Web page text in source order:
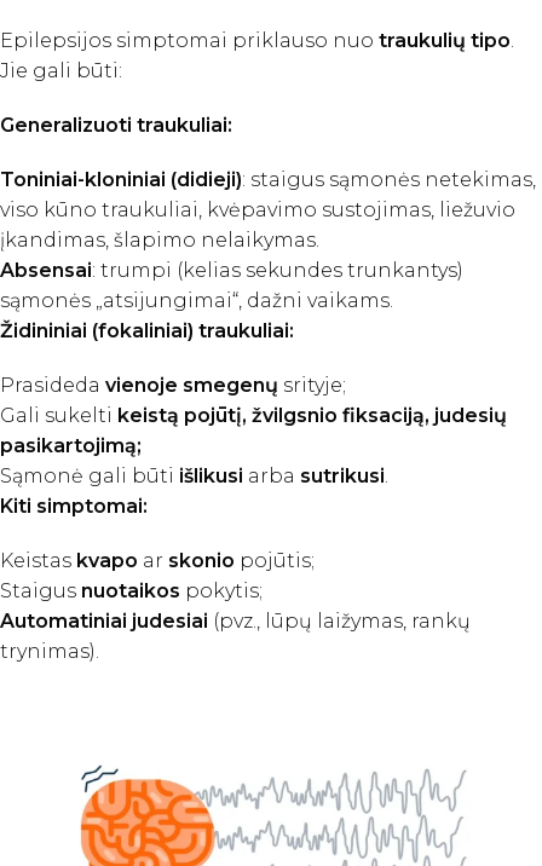
Epilepsijos simptomai priklauso nuo traukulių tipo.
Jie gali būti:
Generalizuoti traukuliai:
Toniniai-kloniniai (didieji): staigus sąmonės netekimas,
viso kūno traukuliai, kvėpavimo sustojimas, liežuvio
įkandimas, šlapimo nelaikymas.
Absensai: trumpi (kelias sekundes trunkantys)
sąmonės „atsijungimai“, dažni vaikams.
Židininiai (fokaliniai) traukuliai:
Prasideda vienoje smegenų srityje;
Gali sukelti keistą pojūtį, žvilgsnio fiksaciją, judesių
pasikartojimą;
Sąmonė gali būti išlikusi arba sutrikusi.
Kiti simptomai:
Keistas kvapo ar skonio pojūtis;
Staigus nuotaikos pokytis;
Automatiniai judesiai (pvz., lūpų laižymas, rankų
trynimas).